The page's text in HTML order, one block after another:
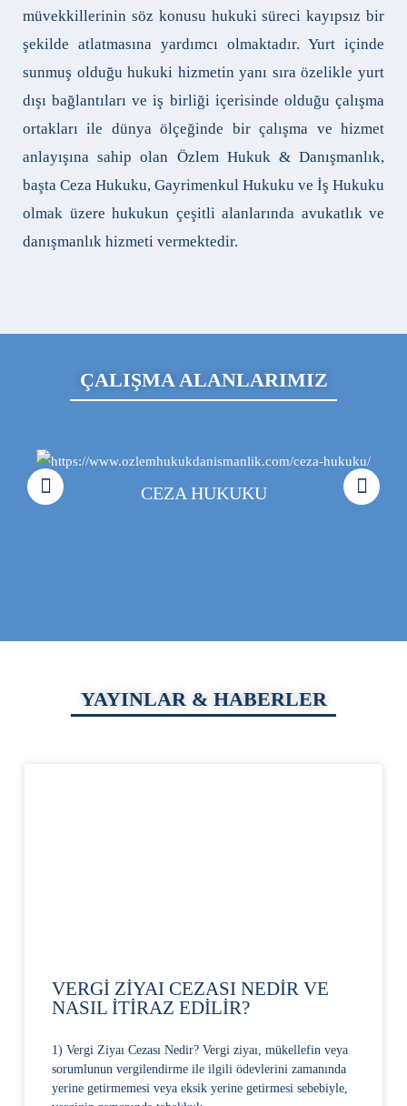
müvekkillerinin söz konusu hukuki süreci kayıpsız bir
şekilde atlatmasına yardımcı olmaktadır. Yurt içinde
sunmuş olduğu hukuki hizmetin yanı sıra özelikle yurt
dışı bağlantıları ve iş birliği içerisinde olduğu çalışma
ortakları ile dünya ölçeğinde bir çalışma ve hizmet
anlayışına sahip olan Özlem Hukuk & Danışmanlık,
başta Ceza Hukuku, Gayrimenkul Hukuku ve İş Hukuku
olmak üzere hukukun çeşitli alanlarında avukatlık ve
danışmanlık hizmeti vermektedir.
ÇALIŞMA ALANLARIMIZ
CEZA HUKUKU
YAYINLAR & HABERLER
VERGİ ZİYAI CEZASI NEDİR VE
NASIL İTİRAZ EDİLİR?
1) Vergi Ziyaı Cezası Nedir? Vergi ziyaı, mükellefin veya
sorumlunun vergilendirme ile ilgili ödevlerini zamanında
yerine getirmemesi veya eksik yerine getirmesi sebebiyle,